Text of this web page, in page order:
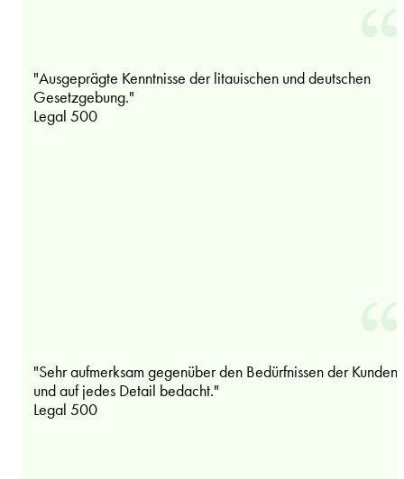
"Ausgeprägte Kenntnisse der litauischen und deutschen
Gesetzgebung."
Legal 500
"Sehr aufmerksam gegenüber den Bedürfnissen der Kunden
und auf jedes Detail bedacht."
Legal 500